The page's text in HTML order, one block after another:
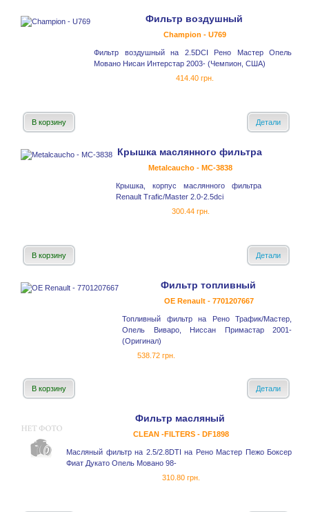
Фильтр воздушный
Champion - U769
Фильтр воздушный на 2.5DCI Рено Мастер Опель
Мовано Нисан Интерстар 2003- (Чемпион, США)
414.40 грн.
В корзину Детали
Крышка маслянного фильтра
Metalcaucho - MC-3838
Крышка, корпус маслянного фильтра
Renault Trafic/Master 2.0-2.5dci
300.44 грн.
В корзину Детали
Фильтр топливный
OE Renault - 7701207667
Топливный фильтр на Рено Трафик/Мастер,
Опель Виваро, Ниссан Примастар 2001-
(Оригинал)
538.72 грн.
В корзину Детали
Фильтр масляный
CLEAN -FILTERS - DF1898
Масляный фильтр на 2.5/2.8DTI на Рено Мастер Пежо Боксер
Фиат Дукато Опель Мовано 98-
310.80 грн.